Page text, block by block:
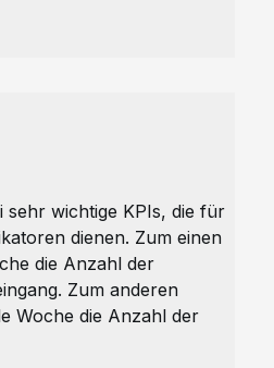
wichtige KPIs, die für
dienen. Zum einen
die Anzahl der
Zum anderen
Woche die Anzahl der